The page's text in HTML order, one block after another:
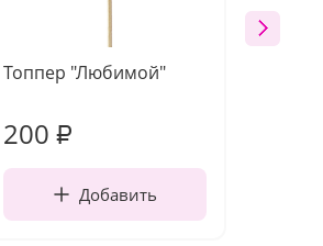
Топпер "Любимой"
200 ₽
Добавить